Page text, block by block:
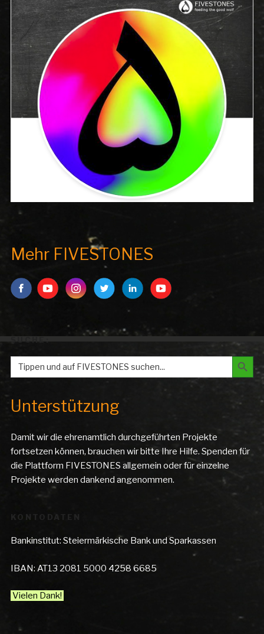
Mehr FIVESTONES
SUCHE:
Search
for:
Search
Unterstützung
Damit wir die ehrenamtlich durchgeführten Projekte
fortsetzen können, brauchen wir bitte Ihre Hilfe. Spenden für
die Plattform FIVESTONES allgemein oder für einzelne
Projekte werden dankend angenommen.
KONTODATEN
Bankinstitut: Steiermärkische Bank und Sparkassen
IBAN: AT13 2081 5000 4258 6685
Vielen Dank!